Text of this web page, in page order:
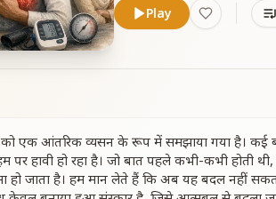
Play
एक आंतरिक व्यसन के रूप में समझाया गया है। कई
पर हावी हो रहा है। जो बात पहले कभी-कभी होती
जाता है। हम मान लेते हैं कि अब यह बदल नहीं